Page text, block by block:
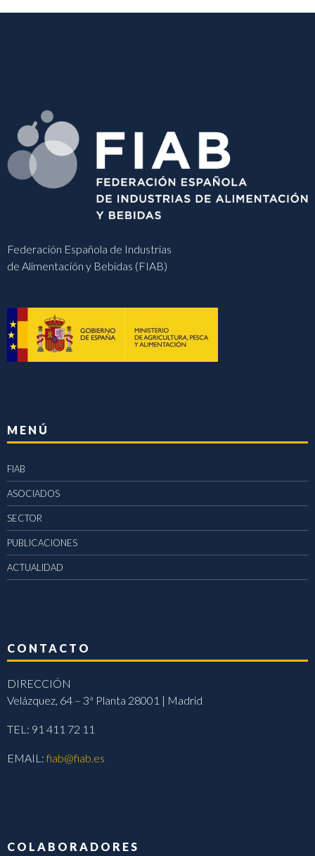
Federación Española de Industrias
de Alimentación y Bebidas (FIAB)
MENÚ
FIAB
ASOCIADOS
SECTOR
PUBLICACIONES
ACTUALIDAD
CONTACTO
DIRECCIÓN
Velázquez, 64 – 3ª Planta 28001 | Madrid
TEL: 91 411 72 11
EMAIL:fiab@fiab.es
COLABORADORES